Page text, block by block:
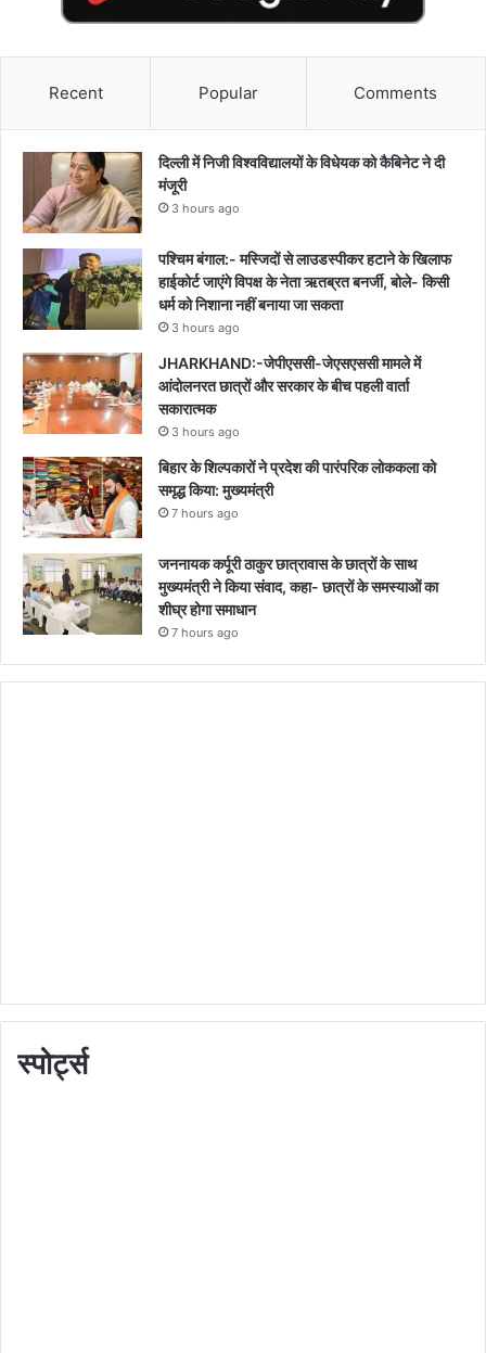
Recent Popular Comments
दिल्ली में निजी विश्वविद्यालयों के विधेयक को कैबिनेट ने दी
मंजूरी
3 hours ago
पश्चिम बंगाल:- मस्जिदों से लाउडस्पीकर हटाने के खिलाफ
हाईकोर्ट जाएंगे विपक्ष के नेता ऋतब्रत बनर्जी, बोले- किसी
धर्म को निशाना नहीं बनाया जा सकता
3 hours ago
JHARKHAND:-जेपीएससी-जेएसएससी मामले में
आंदोलनरत छात्रों और सरकार के बीच पहली वार्ता
सकारात्मक
3 hours ago
बिहार के शिल्पकारों ने प्रदेश की पारंपरिक लोककला को
समृद्ध किया: मुख्यमंत्री
7 hours ago
जननायक कर्पूरी ठाकुर छात्रावास के छात्रों के साथ
मुख्यमंत्री ने किया संवाद, कहा- छात्रों के समस्याओं का
शीघ्र होगा समाधान
7 hours ago
स्पोर्ट्स